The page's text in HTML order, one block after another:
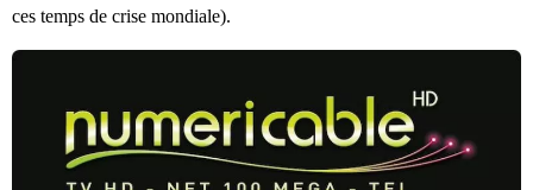
ces temps de crise mondiale).